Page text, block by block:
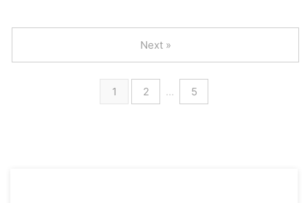
1 2 … 5
Next »